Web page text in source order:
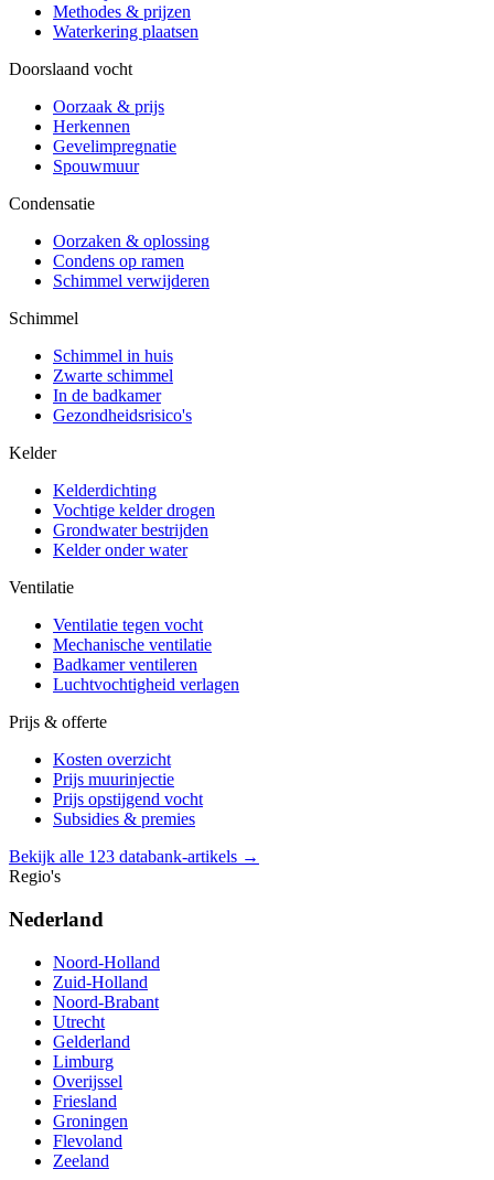
Methodes & prijzen
Waterkering plaatsen
Doorslaand vocht
Oorzaak & prijs
Herkennen
Gevelimpregnatie
Spouwmuur
Condensatie
Oorzaken & oplossing
Condens op ramen
Schimmel verwijderen
Schimmel
Schimmel in huis
Zwarte schimmel
In de badkamer
Gezondheidsrisico's
Kelder
Kelderdichting
Vochtige kelder drogen
Grondwater bestrijden
Kelder onder water
Ventilatie
Ventilatie tegen vocht
Mechanische ventilatie
Badkamer ventileren
Luchtvochtigheid verlagen
Prijs & offerte
Kosten overzicht
Prijs muurinjectie
Prijs opstijgend vocht
Subsidies & premies
Bekijk alle 123 databank-artikels →
Regio's
Nederland
Noord-Holland
Zuid-Holland
Noord-Brabant
Utrecht
Gelderland
Limburg
Overijssel
Friesland
Groningen
Flevoland
Zeeland